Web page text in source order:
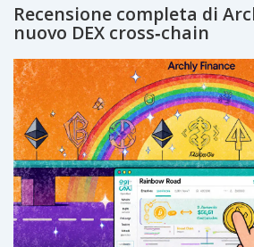
Recensione completa di
nuovo DEX cross‑chain